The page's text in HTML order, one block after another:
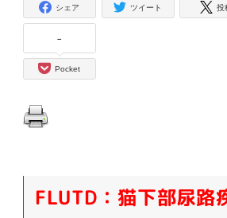
シェア ツイート 投
-
Pocket
FLUTD：猫下部尿路